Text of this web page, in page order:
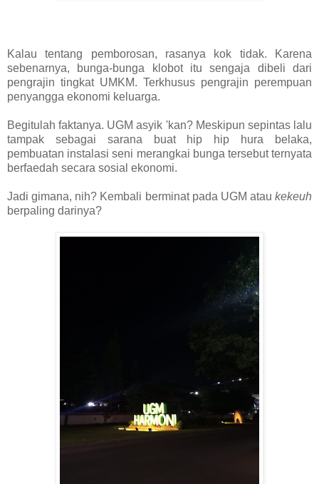
Kalau tentang pemborosan, rasanya kok tidak. Karena
sebenarnya, bunga-bunga klobot itu sengaja dibeli dari
pengrajin tingkat UMKM. Terkhusus pengrajin perempuan
penyangga ekonomi keluarga.
Begitulah faktanya. UGM asyik 'kan? Meskipun sepintas lalu
tampak sebagai sarana buat hip hip hura belaka,
pembuatan instalasi seni merangkai bunga tersebut ternyata
berfaedah secara sosial ekonomi.
Jadi gimana, nih? Kembali berminat pada UGM atau kekeuh
berpaling darinya?